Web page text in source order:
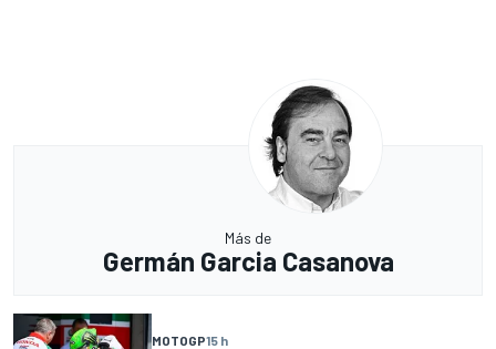
Más de
Germán Garcia Casanova
MOTOGP15 h